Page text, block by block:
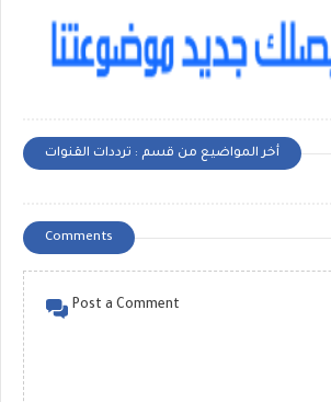
أخر المواضيع من قسم : ترددات القنوات
Comments
Post a Comment